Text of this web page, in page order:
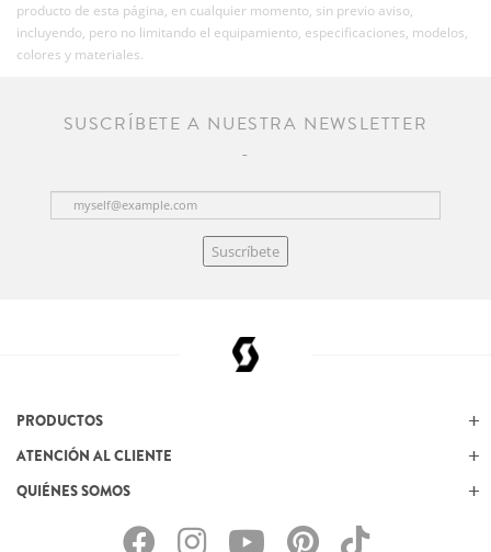
producto de esta página, en cualquier momento, sin previo aviso,
incluyendo, pero no limitando el equipamiento, especificaciones, modelos,
colores y materiales.
SUSCRÍBETE A NUESTRA NEWSLETTER
Suscríbete
PRODUCTOS
ATENCIÓN AL CLIENTE
QUIÉNES SOMOS